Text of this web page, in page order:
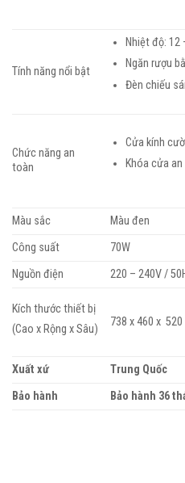
Tính năng nổi bật
Nhiệt độ: 12
Ngăn rượu
Đèn chiếu
Chức năng an
toàn
Cửa kính
Khóa cửa
Màu sắc
Màu đen
Công suất
70W
Nguồn điện
220 – 240V /
Kích thước thiết bị
(Cao x Rộng x Sâu)
738 x 460 x 520
Xuất xứ
Trung Quốc
Bảo hành
Bảo hành 36